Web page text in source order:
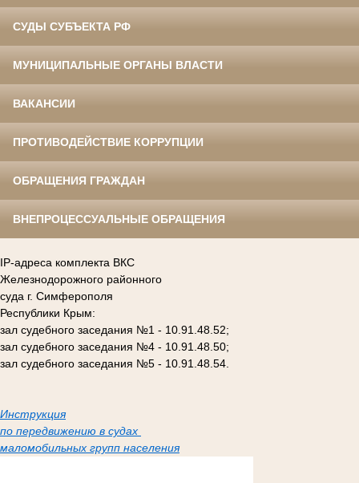
СУДЫ СУБЪЕКТА РФ
МУНИЦИПАЛЬНЫЕ ОРГАНЫ ВЛАСТИ
ВАКАНСИИ
ПРОТИВОДЕЙСТВИЕ КОРРУПЦИИ
ОБРАЩЕНИЯ ГРАЖДАН
ВНЕПРОЦЕССУАЛЬНЫЕ ОБРАЩЕНИЯ
IP-адреса комплекта ВКС
Железнодорожного районного
суда г. Симферополя
Республики Крым:
зал судебного заседания №1 - 10.91.48.52;
зал судебного заседания №4 - 10.91.48.50;
зал судебного заседания №5 - 10.91.48.54.
Инструкция
по передвижению в судах
маломобильных групп населения